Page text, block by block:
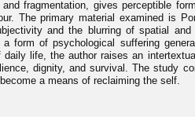
and fragmentation, gives perceptible
The primary material examined is
and the blurring of spatial
a form of psychological suffering
daily life, the author raises an
dignity, and survival. The study
a means of reclaiming the self.